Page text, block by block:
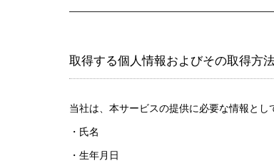
取得する個人情報およびその取得方
当社は、本サービスの提供に必要な情報とし
・氏名
・生年月日